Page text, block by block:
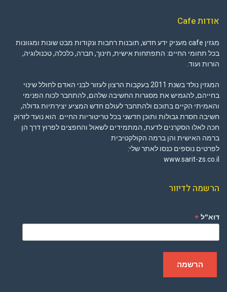
אודות Cafe
מגזין cafe מעניק ידע חדש, תובנות רחבות ונקודות מבט שונות ומגוונות
בכל תחומי החיים: התפתחות אישית, חינוך, חברה, כלכלה, טכנולוגיה,
הורות ועוד.
המגזין נולד בשנת 2011 בעקבות הרצון לעזור לבני האדם לחולל שינוי
בחייהם, להגמיש את מסגרות החשיבה שלהם, להתחבר לכוח הפנימי
והאמיתי הקיים בתוכם ולהתחבר לעולם חדש המציע יצירתיות גדולה,
חשיבה חסרת גבולות ותוכן חדשני בכל טריטוריות החיים. הוא נועד לזרוק
חכה לאלו הסקרנים לדעת, המתמידים לשאול והחפצים לפרוץ דרך הן
ברמה האישית והן ברמה הקולקטיבית
לפרטים נוספים כנסו לאתר שלי:
www.sarit-zs.co.il
הרשמה לדיוור
דוא"ל *